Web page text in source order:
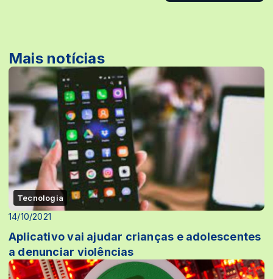
Mais notícias
Tecnologia
14/10/2021
Aplicativo vai ajudar crianças e adolescentes
a denunciar violências